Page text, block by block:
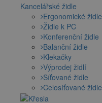
Kancelářské židle
Ergonomické židle
Židle k PC
Konferenční židle
Balanční židle
Klekačky
Výprodej židlí
Síťované židle
Celosíťované židle